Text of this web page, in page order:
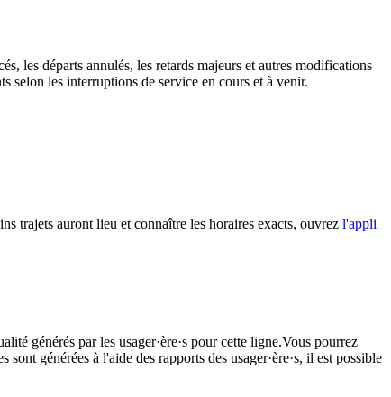
les départs annulés, les retards majeurs et autres modifications
selon les interruptions de service en cours et à venir.
trajets auront lieu et connaître les horaires exacts, ouvrez l'appli
générés par les usager·ère·s pour cette ligne.Vous pourrez
générées à l'aide des rapports des usager·ère·s, il est possible